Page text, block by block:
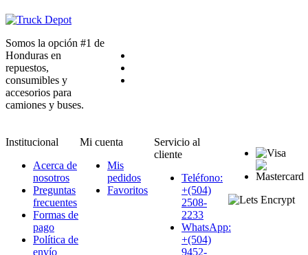
Somos la opción #1 de
Honduras en
repuestos,
consumibles y
accesorios para
camiones y buses.
Institucional
Acerca de
nosotros
Preguntas
frecuentes
Formas de
pago
Política de
envío
Mi cuenta
Mis
pedidos
Favoritos
Servicio al
cliente
Teléfono:
+(504)
2508-
2233
WhatsApp:
+(504)
9452-